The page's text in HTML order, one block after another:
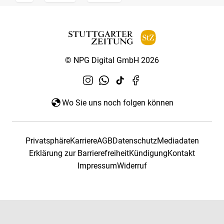
© NPG Digital GmbH 2026
Wo Sie uns noch folgen können
PrivatsphäreKarriereAGBDatenschutzMediadaten
Erklärung zur BarrierefreiheitKündigungKontakt
ImpressumWiderruf